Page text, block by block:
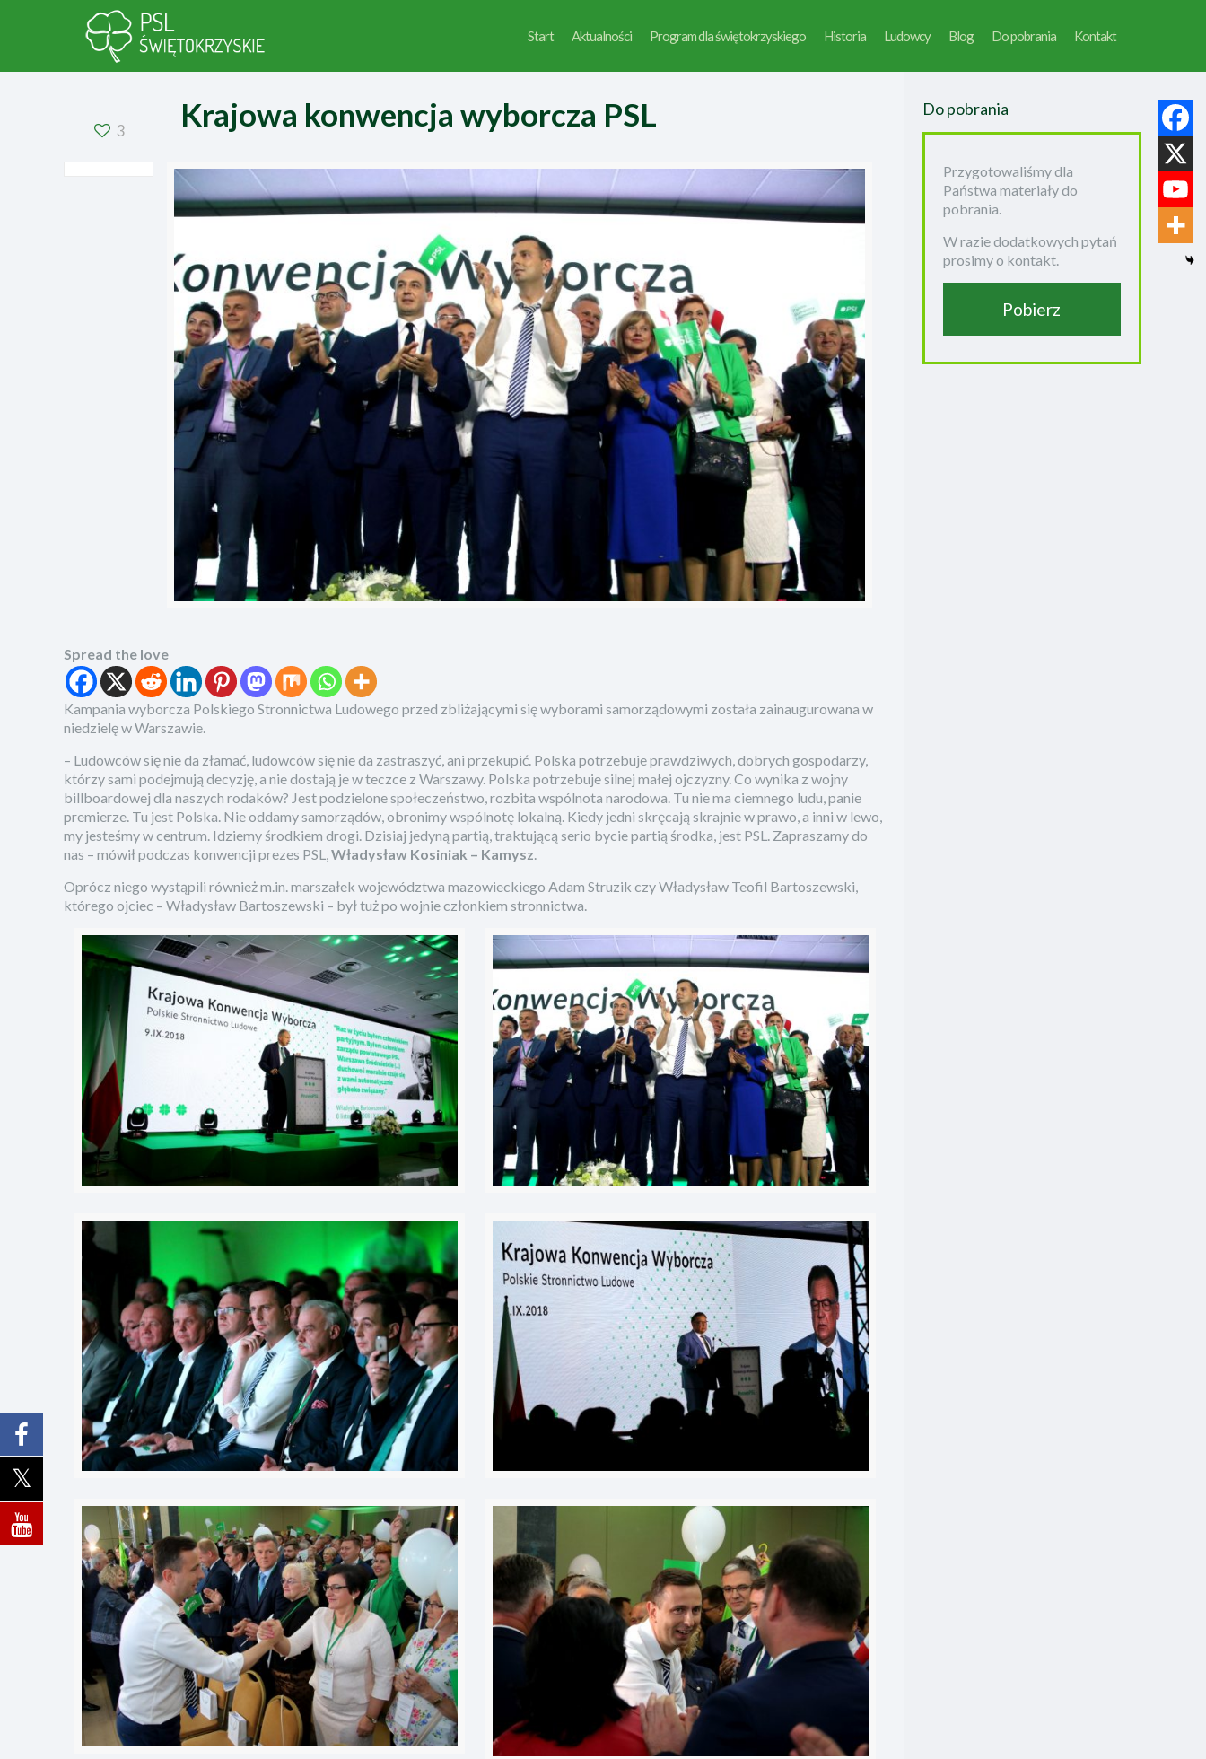
Start Aktualności Program dla świętokrzyskiego Historia Ludowcy Blog Do pobrania Kontakt
3 Krajowa konwencja wyborcza PSL
Spread the love
Kampania wyborcza Polskiego Stronnictwa Ludowego przed zbliżającymi się wyborami samorządowymi została zainaugurowana w
niedzielę w Warszawie.
– Ludowców się nie da złamać, ludowców się nie da zastraszyć, ani przekupić. Polska potrzebuje prawdziwych, dobrych gospodarzy,
którzy sami podejmują decyzję, a nie dostają je w teczce z Warszawy. Polska potrzebuje silnej małej ojczyzny. Co wynika z wojny
billboardowej dla naszych rodaków? Jest podzielone społeczeństwo, rozbita wspólnota narodowa. Tu nie ma ciemnego ludu, panie
premierze. Tu jest Polska. Nie oddamy samorządów, obronimy wspólnotę lokalną. Kiedy jedni skręcają skrajnie w prawo, a inni w lewo,
my jesteśmy w centrum. Idziemy środkiem drogi. Dzisiaj jedyną partią, traktującą serio bycie partią środka, jest PSL. Zapraszamy do
nas – mówił podczas konwencji prezes PSL,Władysław Kosiniak – Kamysz
Oprócz niego wystąpili również m.in. marszałek województwa mazowieckiego Adam Struzik czy Władysław Teofil Bartoszewski,
którego ojciec – Władysław Bartoszewski – był tuż po wojnie członkiem stronnictwa.
Do pobrania
Przygotowaliśmy dla
Państwa materiały do
pobrania.
W razie dodatkowych pytań
prosimy o kontakt.
Pobierz